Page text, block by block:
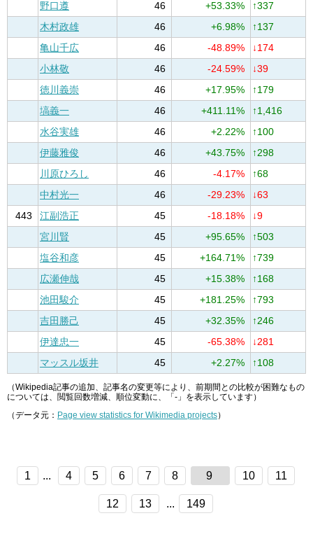
野口遵
46 +53.33%
↑337
木村政雄
46 +6.98%
↑137
亀山千広
46 -48.89%
↓174
小林敬
46 -24.59%
↓39
徳川義崇
46 +17.95%
↑179
塙義一
46 +411.11%
↑1,416
水谷実雄
46 +2.22%
↑100
伊藤雅俊
46 +43.75%
↑298
川原ひろし
46 -4.17%
↑68
中村光一
46 -29.23%
↓63
443
江副浩正 45 -18.18%
↓9
宮川賢
45 +95.65%
↑503
塩谷和彦
45 +164.71%
↑739
広瀬伸哉
45 +15.38%
↑168
池田駿介
45 +181.25%
↑793
吉田勝己
45 +32.35%
↑246
伊達忠一
45 -65.38%
↓281
マッスル坂井
45 +2.27% ↑108
（Wikipedia記事の追加、記事名の変更等により、前期間との比較が困難なもの
については、閲覧回数増減、順位変動に、「-」を表示しています）
（データ元： Page view statistics for Wikimedia projects）
1 ... 4 5 6 7 8 9 10 11
12 13 ... 149